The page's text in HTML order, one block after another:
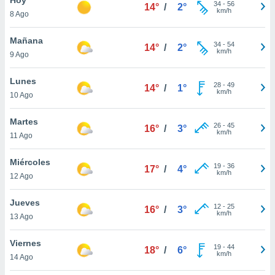
y
en
más
de
8 Ago
14° / 2° 34- 56
km/h
Mañana
9 Ago
14° / 2° 34- 54
km/h
Lunes
10 Ago
14° / 1° 28- 49
km/h
Martes
11 Ago
16° / 3° 26- 45
km/h
Miércoles
12 Ago
17° / 4° 19- 36
km/h
Jueves
13 Ago
16° / 3° 12- 25
km/h
Viernes
14 Ago
18° / 6° 19- 44
km/h